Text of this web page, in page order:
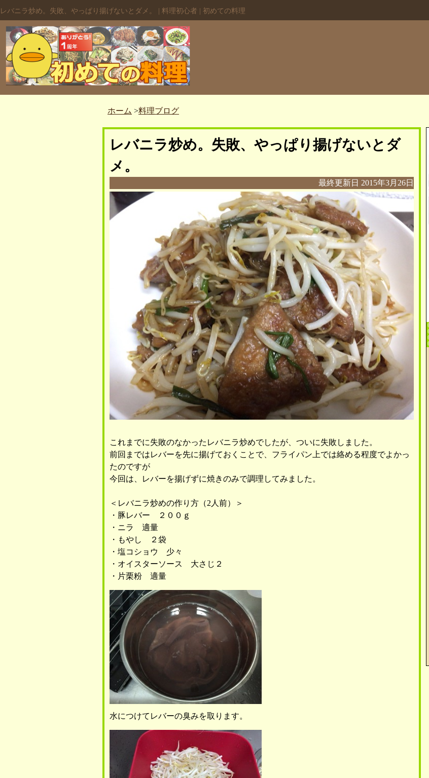
レバニラ炒め。失敗、やっぱり揚げないとダメ。 | 料理初心者 | 初めての料理
ホーム >料理ブログ
レバニラ炒め。失敗、やっぱり揚げないとダ
メ。
最終更新日 2015年3月26日
これまでに失敗のなかったレバニラ炒めでしたが、ついに失敗しました。
前回まではレバーを先に揚げておくことで、フライパン上では絡める程度でよかっ
たのですが
今回は、レバーを揚げずに焼きのみで調理してみました。
＜レバニラ炒めの作り方（2人前）＞
・豚レバー ２００ｇ
・ニラ 適量
・もやし ２袋
・塩コショウ 少々
・オイスターソース 大さじ２
・片栗粉 適量
水につけてレバーの臭みを取ります。